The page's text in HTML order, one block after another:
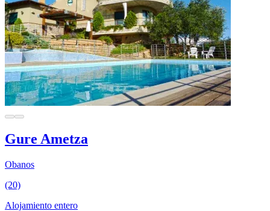
Gure Ametza
Obanos
(20)
Alojamiento entero